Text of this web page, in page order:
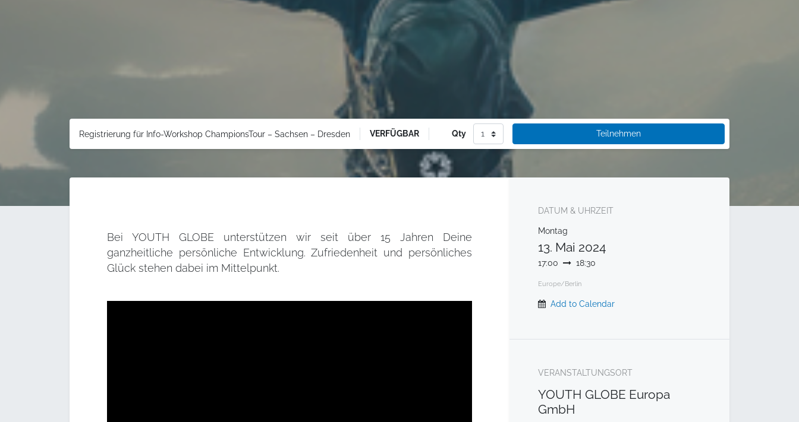
Registrierung für Info-Workshop ChampionsTour – Sachsen – Dresden VERFÜGBAR Qty Teilnehmen
Bei YOUTH GLOBE unterstützen wir seit über 15 Jahren Deine
ganzheitliche persönliche Entwicklung. Zufriedenheit und persönliches
Glück stehen dabei im Mittelpunkt.
DATUM & UHRZEIT
Montag
13. Mai 2024
17:00 18:30
Europe/Berlin
Add to Calendar
VERANSTALTUNGSORT
YOUTH GLOBE Europa
GmbH